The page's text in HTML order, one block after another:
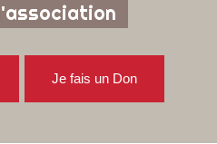
Je fais un Don